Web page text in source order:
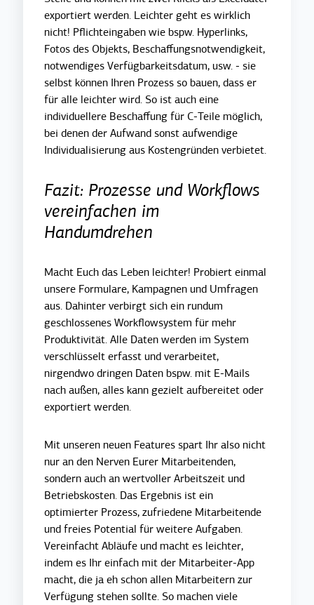
exportiert werden. Leichter geht es wirklich
nicht! Pflichteingaben wie bspw. Hyperlinks,
Fotos des Objekts, Beschaffungsnotwendigkeit,
notwendiges Verfügbarkeitsdatum, usw. - sie
selbst können Ihren Prozess so bauen, dass er
für alle leichter wird. So ist auch eine
individuellere Beschaffung für C-Teile möglich,
bei denen der Aufwand sonst aufwendige
Individualisierung aus Kostengründen verbietet.
Fazit: Prozesse und Workflows
vereinfachen im
Handumdrehen
Macht Euch das Leben leichter! Probiert einmal
unsere Formulare, Kampagnen und Umfragen
aus. Dahinter verbirgt sich ein rundum
geschlossenes Workflowsystem für mehr
Produktivität. Alle Daten werden im System
verschlüsselt erfasst und verarbeitet,
nirgendwo dringen Daten bspw. mit E-Mails
nach außen, alles kann gezielt aufbereitet oder
exportiert werden.
Mit unseren neuen Features spart Ihr also nicht
nur an den Nerven Eurer Mitarbeitenden,
sondern auch an wertvoller Arbeitszeit und
Betriebskosten. Das Ergebnis ist ein
optimierter Prozess, zufriedene Mitarbeitende
und freies Potential für weitere Aufgaben.
Vereinfacht Abläufe und macht es leichter,
indem es Ihr einfach mit der Mitarbeiter-App
macht, die ja eh schon allen Mitarbeitern zur
Verfügung stehen sollte. So machen viele